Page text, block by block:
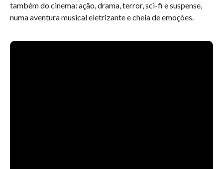
também do cinema:ação, drama, terror, sci-fi e suspense,
numa aventura musical eletrizante e cheia de emoções.